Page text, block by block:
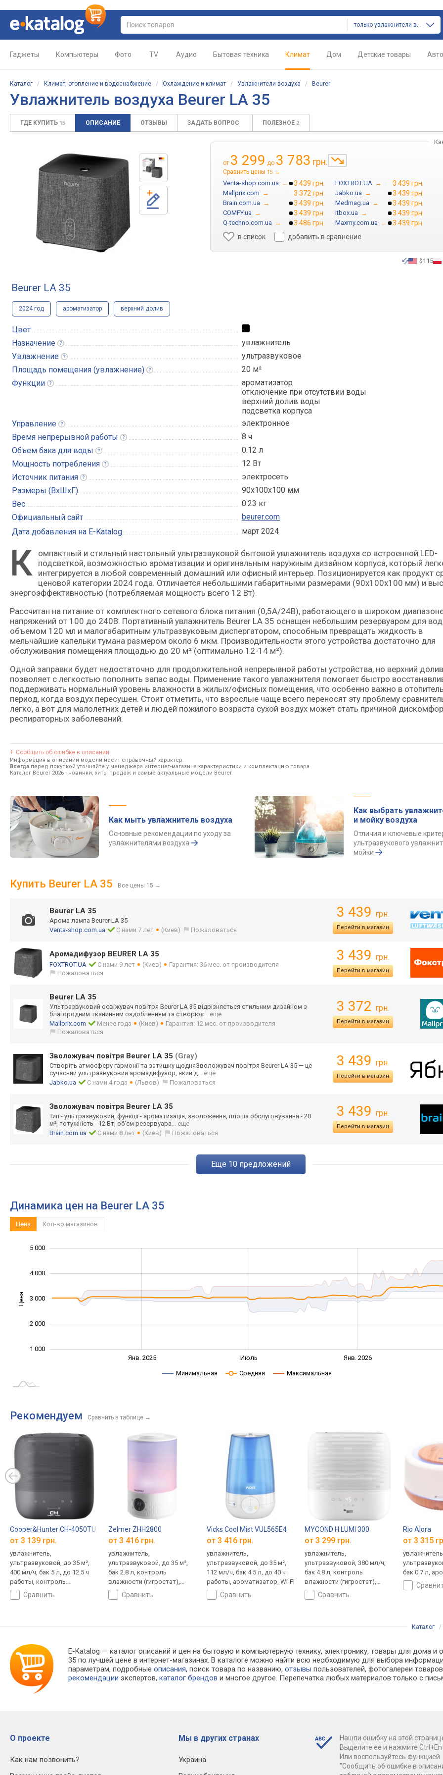
только увлажнители воздуха
Гаджеты Компьютеры Фото TV Аудио Бытовая техника Климат Дом Детские товары Авто
Каталог / Климат, отопление и водоснабжение / Охлаждение и климат / Увлажнители воздуха / Beurer
Увлажнитель воздуха Beurer LA 35
ГДЕ КУПИТЬ 15 ОПИСАНИЕ ОТЗЫВЫ ЗАДАТЬ ВОПРОС ПОЛЕЗНОЕ 2
от 3 299 до 3 783 грн.
Сравнить цены 15 →
Venta-shop.com.ua → 3 439 грн. FOXTROT.UA → 3 439 грн.
Mallprix.com → 3 372 грн. Jabko.ua → 3 439 грн.
Brain.com.ua → 3 439 грн. Medmag.ua → 3 439 грн.
COMFY.ua → 3 439 грн. Itbox.ua → 3 439 грн.
Q-techno.com.ua → 3 486 грн. Maxmy.com.ua →
3 439 грн.
в список
добавить в сравнение
$115
Beurer LA 35
2024 год ароматизатор верхний долив
Цвет
Назначение
увлажнитель
Увлажнение
ультразвуковое
Площадь помещения (увлажнение)
20 м²
Функции
ароматизатор
отключение при отсутствии воды
верхний долив воды
подсветка корпуса
Управление
электронное
Время непрерывной работы
8 ч
Объем бака для воды
0.12 л
Мощность потребления
12 Вт
Источник питания
электросеть
Размеры (ВхШхГ)
90х100х100 мм
Вес
0.23 кг
Официальный сайт
beurer.com
Дата добавления на E-Katalog
март 2024
К омпактный и стильный настольный ультразвуковой бытовой увлажнитель воздуха со встроенной LED-
подсветкой, возможностью ароматизации и оригинальным наружным дизайном корпуса, который
интегрируется в любой современный домашний или офисный интерьер. Позиционируется как продукт
ценовой категории 2024 года. Отличается небольшими габаритными размерами (90х100х100 мм) и
энергоэффективностью (потребляемая мощность всего 12 Вт).
Рассчитан на питание от комплектного сетевого блока питания (0,5А/24В), работающего в широком
напряжений от 100 до 240В. Портативный увлажнитель Beurer LA 35 оснащен небольшим резервуаром для
объемом 120 мл и малогабаритным ультразвуковым диспергатором, способным превращать жидкость в
мельчайшие капельки тумана размером около 6 мкм. Производительности этого устройства достаточно для
обслуживания помещения площадью до 20 м² (оптимально 12-14 м²).
Одной заправки будет недостаточно для продолжительной непрерывной работы устройства, но верхний долив
позволяет с легкостью пополнить запас воды. Применение такого увлажнителя помогает быстро
поддерживать нормальный уровень влажности в жилых/офисных помещения, что особенно важно в
период, когда воздух пересушен. Стоит отметить, что взрослые чаще всего переносят эту проблему
легко, а вот для малолетних детей и людей пожилого возраста сухой воздух может стать причиной
респираторных заболеваний.
Сообщить об ошибке в описании
Информация в описании модели носит справочный характер.
Всегда перед покупкой уточняйте у менеджера интернет-магазина характеристики и комплектацию товара
Каталог Beurer 2026 - новинки, хиты продаж и самые актуальные модели Beurer.
Как мыть увлажнитель воздуха
Основные рекомендации по уходу за
увлажнителями воздуха
Как выбрать
и мойку воздуха
Отличия и ключевые
ультразвукового
мойки
Купить Beurer LA 35 Все цены 15 →
Beurer LA 35
Арома лампа Beurer LA 35
Venta-shop.com.ua
С нами 7 лет (Киев) Пожаловаться
3 439 грн.
Перейти в магазин
Аромадифузор BEURER LA 35
FOXTROT.UA С нами 9 лет (Киев)
Гарантия: 36 мес. от производителя
Пожаловаться
3 439 грн.
Перейти в магазин
Beurer LA 35
Ультразвуковий освіжувач повітря Beurer LA 35 відрізняється стильним дизайном з
благородним тканинним оздобленням та створює... еще
Mallprix.com
Менее года (Киев)
Гарантия: 12 мес. от производителя
Пожаловаться
3 372 грн.
Перейти в магазин
Зволожувач повітря Beurer LA 35 (Gray)
Створіть атмосферу гармонії та затишку щодняЗволожувач повітря Beurer LA 35 — це
сучасний ультразвуковий аромадифузор, який д... еще
Jabko.ua
С нами 4 года (Львов) Пожаловаться
3 439 грн.
Перейти в магазин
Зволожувач повітря Beurer LA 35
Тип - ультразвуковий, функції - ароматизація, зволоження, площа обслуговування - 20
м², потужність - 12 Вт, об'єм резервуара... еще
Brain.com.ua
С нами 8 лет (Киев) Пожаловаться
3 439 грн.
Перейти в магазин
eще 10предложений
Динамика цен на Beurer LA 35
Цена Кол-во магазинов
Цена 1 000
1 000
2 000
3 000
4 000
5 000
Янв. 2025 Июль Янв. 2026
Минимальная Средняя Максимальная
Рекомендуем Сравнить в таблице →
Cooper&Hunter CH-4050TU Costa Rica
от 3 139 грн.
увлажнитель,
ультразвуковой, до 35 м²,
400 мл/ч, бак 5 л, до 12.5 ч
работы, контроль
влажности (гигростат),
ароматизатор, теплый пар,
сравнить
Zelmer ZHH2800
от 3 416 грн.
увлажнитель,
ультразвуковой, до 35 м²,
бак 2.8 л, контроль
влажности (гигростат),
ароматизатор
сравнить
Vicks Cool Mist VUL565E4
от 3 416 грн.
увлажнитель,
ультразвуковой, до 35 м²,
112 мл/ч, бак 4.5 л, до 40 ч
работы, ароматизатор, Wi-Fi
сравнить
MYCOND H:LUMI 300
от 3 299 грн.
увлажнитель,
ультразвуковой, 380 мл/ч,
бак 4.8 л, контроль
влажности (гигростат),
ароматизатор, теплый пар,
ночной режим, верхний
сравнить
Rio Alora
от 3 315
бак 0.7 л,
Каталог /
E-Katalog — каталог описаний и цен на бытовую и компьютерную технику, электронику, товары для дома и
35 по лучшей цене в интернет-магазинах. В каталоге можно найти всю необходимую для выбора
параметрам, подробныеописания, поиск товара по названию,отзывы пользователей, фотогалереи
рекомендации экспертов,каталог брендов и многое другое. Перепечатка любых материалов только с
О проекте
Как нам позвонить?
Мы в других странах
Украина
Нашли ошибку на этой
Выделите ее и нажмите
Или воспользуйтесь функцией
"Сообщить об ошибке в